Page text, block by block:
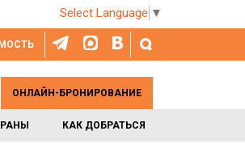
Select Language ▼
КАК ДОБРАТЬСЯ
ОНЛАЙН-БРОНИРОВАНИЕ